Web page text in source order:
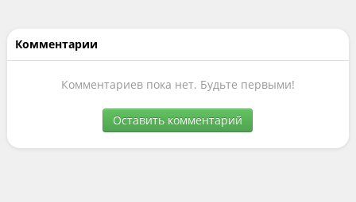
Комментарии
Комментариев пока нет. Будьте первыми!
Оставить комментарий